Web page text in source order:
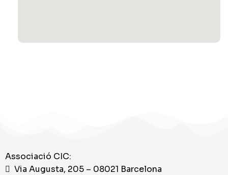
Associació CIC:
Via Augusta, 205 – 08021 Barcelona